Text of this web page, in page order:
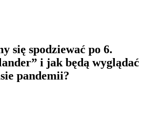
się spodziewać po 6.
i jak będą wyglądać
pandemii?